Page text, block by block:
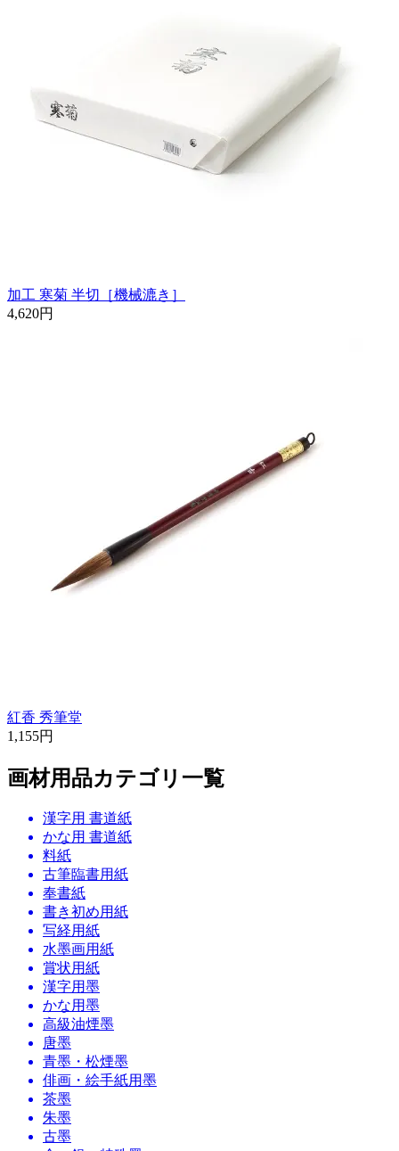
加工 寒菊 半切［機械漉き］
4,620円
紅香 秀筆堂
1,155円
画材用品カテゴリ一覧
漢字用 書道紙
かな用 書道紙
料紙
古筆臨書用紙
奉書紙
書き初め用紙
写経用紙
水墨画用紙
賞状用紙
漢字用墨
かな用墨
高級油煙墨
唐墨
青墨・松煙墨
俳画・絵手紙用墨
茶墨
朱墨
古墨